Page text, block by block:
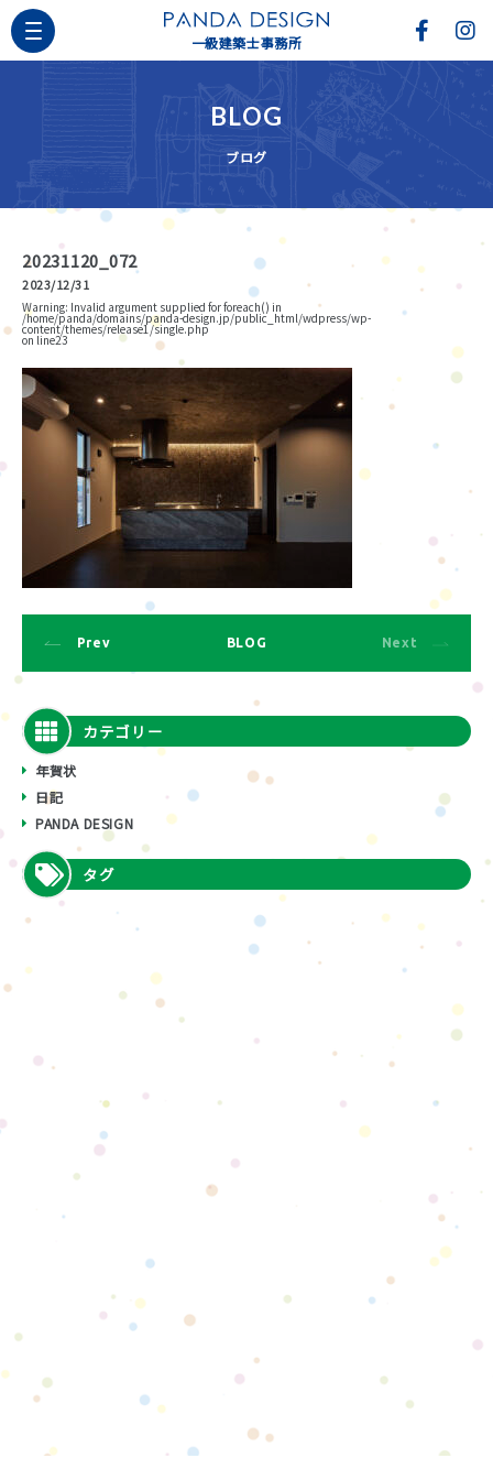
一級建築士事務所
BLOG
ブログ
20231120_072
2023/12/31
Warning: Invalid argument supplied for foreach() in
/home/panda/domains/panda-design.jp/public_html/wdpress/wp-
content/themes/release1/single.php
on line23
Prev BLOG Next
カテゴリー
年賀状
日記
PANDA DESIGN
タグ